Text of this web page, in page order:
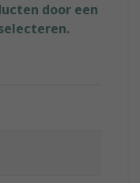
door een